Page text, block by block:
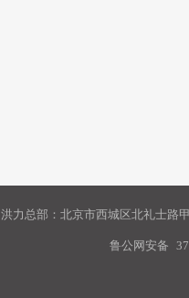
洪力总部：北京市西城区北礼士路
鲁公网安备